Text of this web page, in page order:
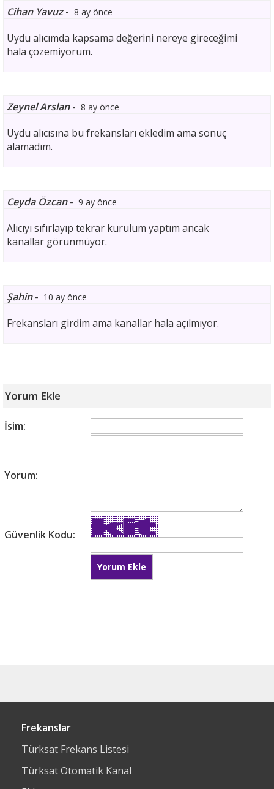
Cihan Yavuz- 8 ay önce
Uydu alıcımda kapsama değerini nereye gireceğimi
hala çözemiyorum.
Zeynel Arslan- 8 ay önce
Uydu alıcısına bu frekansları ekledim ama sonuç
alamadım.
Ceyda Özcan- 9 ay önce
Alıcıyı sıfırlayıp tekrar kurulum yaptım ancak
kanallar görünmüyor.
Şahin- 10 ay önce
Frekansları girdim ama kanallar hala açılmıyor.
Yorum Ekle
İsim:
Yorum:
Güvenlik Kodu:
Frekanslar
Türksat Frekans Listesi
Türksat Otomatik Kanal